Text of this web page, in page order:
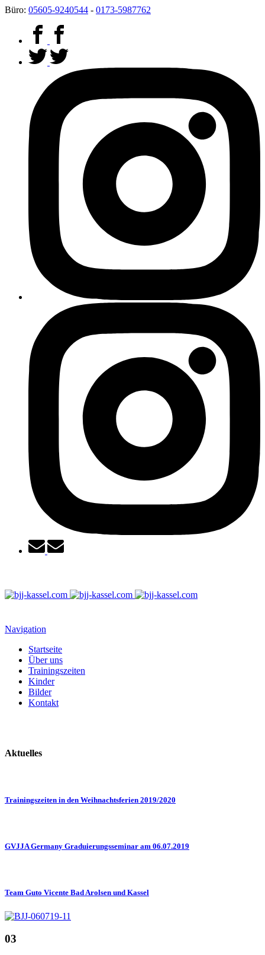
Büro: 05605-9240544 - 0173-5987762
Navigation
Startseite
Über uns
Trainingszeiten
Kinder
Bilder
Kontakt
Aktuelles
Trainingszeiten in den Weihnachtsferien 2019/2020
GVJJA Germany Graduierungsseminar am 06.07.2019
Team Guto Vicente Bad Arolsen und Kassel
03
mehr dazu